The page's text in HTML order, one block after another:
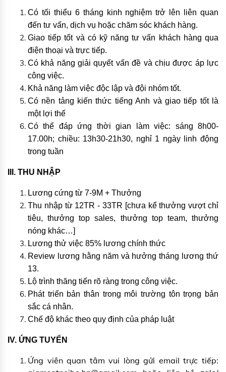
Có tối thiểu 6 tháng kinh nghiệm trở lên liên quan
đến tư vấn, dịch vụ hoặc chăm sóc khách hàng.
Giao tiếp tốt và có kỹ năng tư vấn khách hàng qua
điện thoại và trực tiếp.
Có khả năng giải quyết vấn đề và chịu được áp lực
công việc.
Khả năng làm việc độc lập và đội nhóm tốt.
Có nền tảng kiến thức tiếng Anh và giao tiếp tốt là
một lợi thế
Có thể đáp ứng thời gian làm việc: sáng 8h00-
17.00h; chiều: 13h30-21h30, nghỉ 1 ngày linh động
trong tuần
III. THU NHẬP
Lương cứng từ 7-9M + Thưởng
Thu nhập từ 12TR - 33TR [chưa kể thưởng vượt chỉ
tiêu, thưởng top sales, thưởng top team, thưởng
nóng khác…]
Lương thử việc 85% lương chính thức
Review lương hằng năm và hưởng tháng lương thứ
13.
Lộ trình thăng tiến rõ ràng trong công việc.
Phát triển bản thân trong môi trường tôn trọng bản
sắc cá nhân.
Chế độ khác theo quy định của pháp luật
IV. ỨNG TUYỂN
Ứng viên quan tâm vui lòng gửi email trực tiếp: